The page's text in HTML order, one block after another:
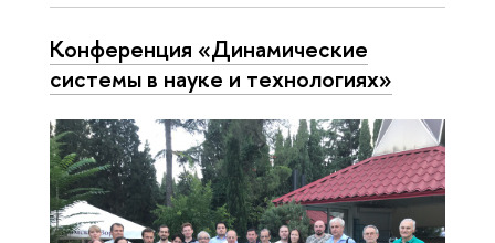
Конференция «Динамические
системы в науке и технологиях»